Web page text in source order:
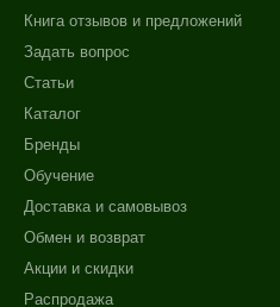
Книга отзывов и предложений
Задать вопрос
Статьи
Каталог
Бренды
Обучение
Доставка и самовывоз
Обмен и возврат
Акции и скидки
Распродажа